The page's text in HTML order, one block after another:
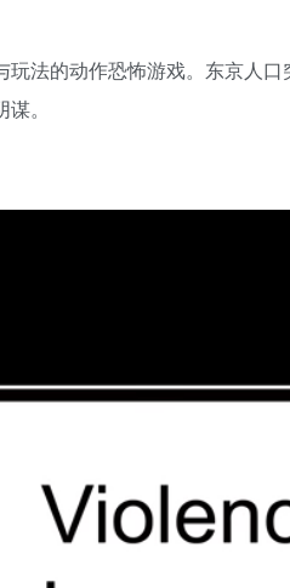
法的动作恐怖游戏。东京人
。